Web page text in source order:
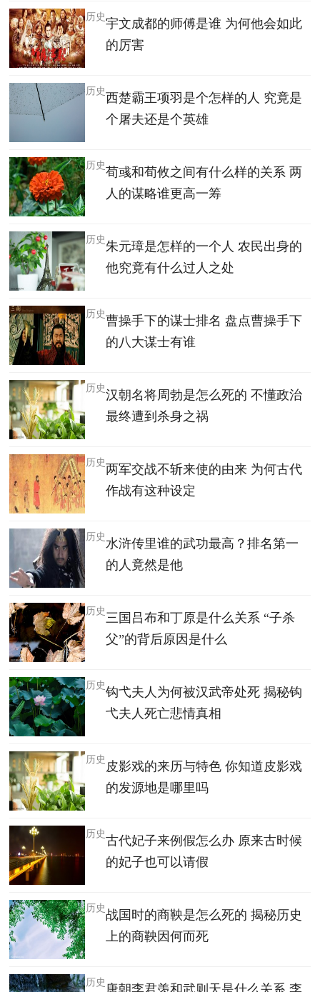
宇文成都的师傅是谁 为何他会如此
的厉害
历史
西楚霸王项羽是个怎样的人 究竟是
个屠夫还是个英雄
历史
荀彧和荀攸之间有什么样的关系 两
人的谋略谁更高一筹
历史
朱元璋是怎样的一个人 农民出身的
他究竟有什么过人之处
历史
曹操手下的谋士排名 盘点曹操手下
的八大谋士有谁
历史
汉朝名将周勃是怎么死的 不懂政治
最终遭到杀身之祸
历史
两军交战不斩来使的由来 为何古代
作战有这种设定
历史
水浒传里谁的武功最高？排名第一
的人竟然是他
历史
三国吕布和丁原是什么关系 “子杀
父”的背后原因是什么
历史
钩弋夫人为何被汉武帝处死 揭秘钩
弋夫人死亡悲情真相
历史
皮影戏的来历与特色 你知道皮影戏
的发源地是哪里吗
历史
古代妃子来例假怎么办 原来古时候
的妃子也可以请假
历史
战国时的商鞅是怎么死的 揭秘历史
上的商鞅因何而死
历史
唐朝李君羡和武则天是什么关系 李
历史